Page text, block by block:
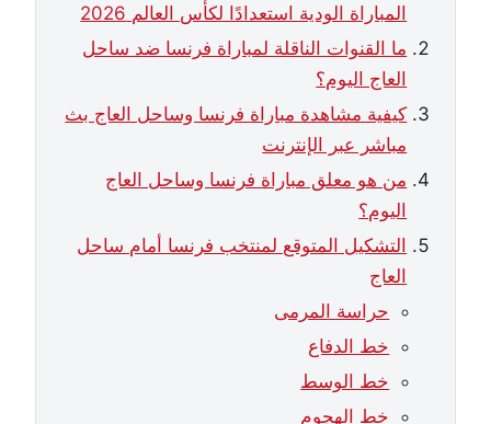
المباراة الودية استعدادًا لكأس العالم 2026
ما القنوات الناقلة لمباراة فرنسا ضد ساحل
العاج اليوم؟
كيفية مشاهدة مباراة فرنسا وساحل العاج بث
مباشر عبر الإنترنت
من هو معلق مباراة فرنسا وساحل العاج
اليوم؟
التشكيل المتوقع لمنتخب فرنسا أمام ساحل
العاج
حراسة المرمى
خط الدفاع
خط الوسط
خط الهجوم